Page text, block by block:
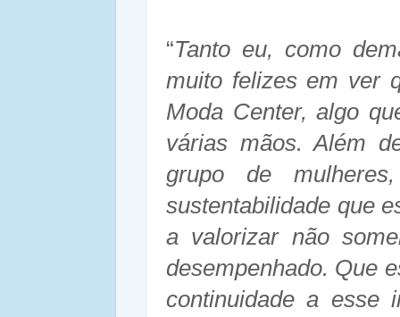
“Tanto eu, como
muito felizes em ver
Moda Center, algo
várias mãos. Além
grupo de
sustentabilidade que
a valorizar não
desempenhado. Que
continuidade a esse